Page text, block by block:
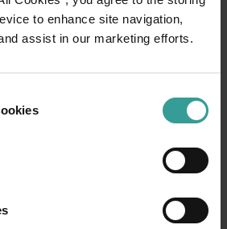
to enhance site navigation,
assist in our marketing efforts.
01
voyage
vivre une expérience